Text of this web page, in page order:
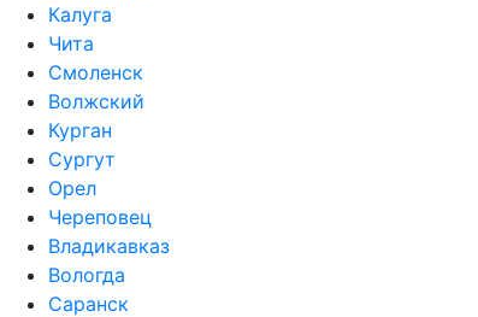
Калуга
Чита
Смоленск
Волжский
Курган
Сургут
Орел
Череповец
Владикавказ
Вологда
Саранск